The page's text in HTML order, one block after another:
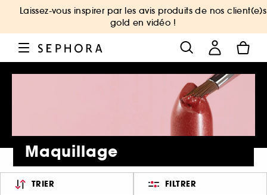
Laissez-vous inspirer par les avis produits de nos client(e)s
gold en vidéo !
Maquillage
TRIER FILTRER